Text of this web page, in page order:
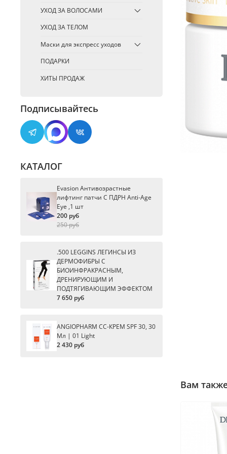
Вам
УХОД ЗА ВОЛОСАМИ
УХОД ЗА ТЕЛОМ
Маски для экспресс уходов
ПОДАРКИ
ХИТЫ ПРОДАЖ
Подписывайтесь
КАТАЛОГ
Evasion Антивозрастные
лифтинг патчи С ПДРН Anti-Age
Eye ,1 шт
200 руб
250 руб
.500 LEGGINS ЛЕГИНСЫ ИЗ
ДЕРМОФИБРЫ С
БИОИНФРАКРАСНЫМ,
ДРЕНИРУЮЩИМ И
ПОДТЯГИВАЮЩИМ ЭФФЕКТОМ
7 650 руб
ANGIOPHARM CC-КРЕМ SPF 30, 30
Мл | 01 Light
2 430 руб